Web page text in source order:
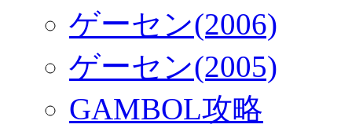
ゲーセン(2006)
ゲーセン(2005)
GAMBOL攻略